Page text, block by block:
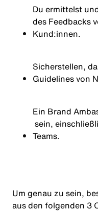
Du ermittelst
des Feedbacks
Kund:innen.
Sicherstellen,
Guidelines von
Ein Brand
sein,
Teams.
Um genau zu sein,
aus den folgenden 3